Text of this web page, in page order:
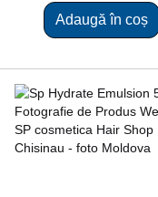
Adaugă în coș